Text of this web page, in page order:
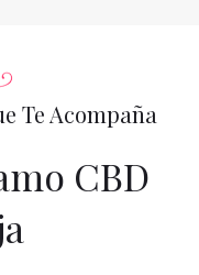
Te Acompaña
CBD